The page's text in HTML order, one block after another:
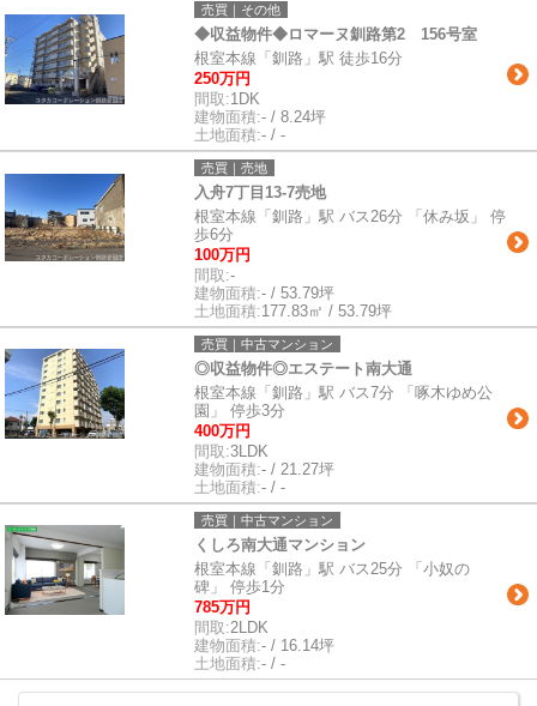
売買｜その他
◆収益物件◆ロマーヌ釧路第2 156号室
根室本線「釧路」駅 徒歩16分
250万円
間取:1DK
建物面積:- / 8.24坪
土地面積:- / -
売買｜売地
入舟7丁目13-7売地
根室本線「釧路」駅 バス26分 「休み坂」 停
歩6分
100万円
間取:-
建物面積:- / 53.79坪
土地面積:177.83㎡ / 53.79坪
売買｜中古マンション
◎収益物件◎エステート南大通
根室本線「釧路」駅 バス7分 「啄木ゆめ公
園」 停歩3分
400万円
間取:3LDK
建物面積:- / 21.27坪
土地面積:- / -
売買｜中古マンション
くしろ南大通マンション
根室本線「釧路」駅 バス25分 「小奴の
碑」 停歩1分
785万円
間取:2LDK
建物面積:- / 16.14坪
土地面積:- / -